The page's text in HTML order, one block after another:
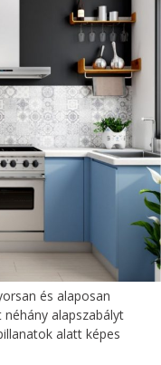
és alaposan
alapszabályt
alatt képes